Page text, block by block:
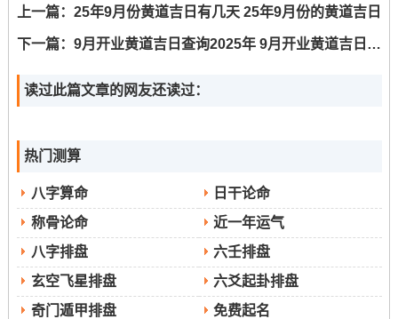
宅安香；此日搬家,家宅平安 人丁兴旺）或9月21日（月德
合日,宜乔迁入宅、此日迁徙；可得新居地灵人杰之助）。
把开工装修首选天成、地财之日,如9月3日（天成日，宜开
财日- 宜装修安灶- 此日动工，家宅安宁，事业兴旺）？
当开业求财则宜金匮、宝光当值之日，如9月7日（金匮日;
宜开市立券，此日开业、生意兴隆，财源茂盛）或9月19日
（宝光日 宜开张纳财、此日开业、客似云来- 名利双
收）！
上一篇： 25年9月份黄道吉日有几天 25年9月份的黄道吉日
下一篇： 9月开业黄道吉日查询2025年 9月开业黄道吉日哪几天
读过此篇文章的网友还读过：
热门测算
八字算命
日干论命
称骨论命
近一年运气
八字排盘
六壬排盘
玄空飞星排盘
六爻起卦排盘
奇门遁甲排盘
免费起名